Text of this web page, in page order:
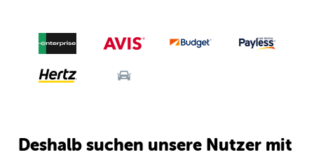
Deshalb suchen unsere Nutzer mit